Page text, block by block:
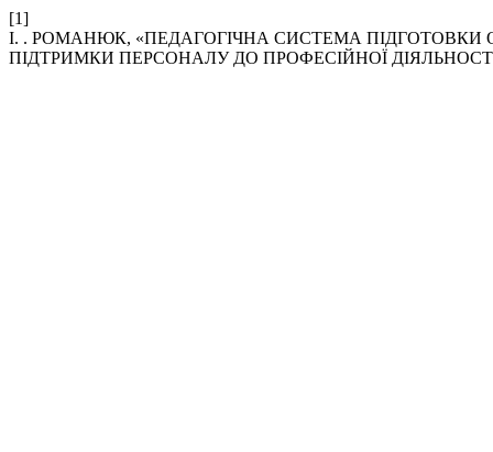
[1]
І. . РОМАНЮК, «ПЕДАГОГІЧНА СИСТЕМА ПІДГОТОВКИ
ПІДТРИМКИ ПЕРСОНАЛУ ДО ПРОФЕСІЙНОЇ